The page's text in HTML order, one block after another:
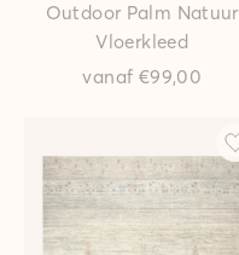
Outdoor Palm Natuur
Vloerkleed
vanaf €99,00